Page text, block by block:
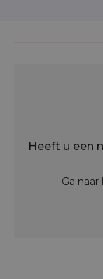
Heeft u een
Ga